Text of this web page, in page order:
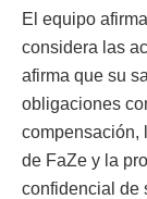
El equipo
considera las
afirma que su
obligaciones
compensación,
de FaZe y la
confidencial de